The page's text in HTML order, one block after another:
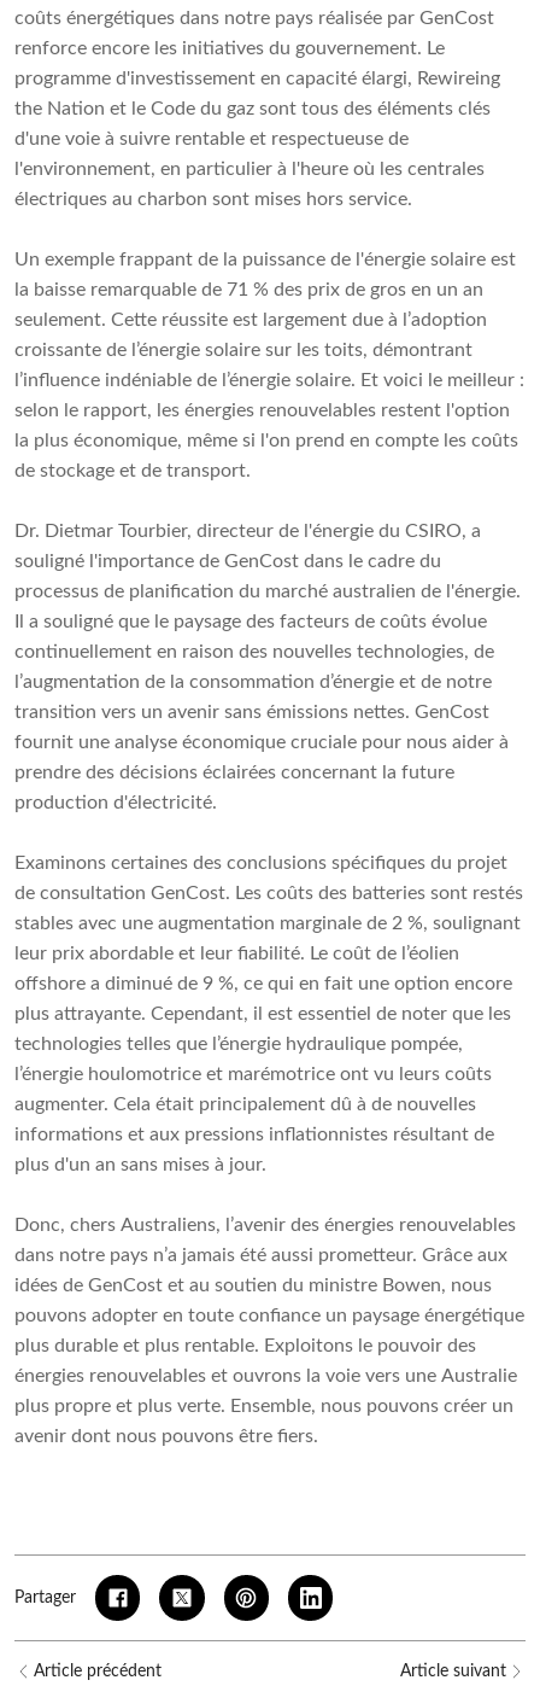
coûts énergétiques dans notre pays réalisée par GenCost
renforce encore les initiatives du gouvernement. Le
programme d'investissement en capacité élargi, Rewireing
the Nation et le Code du gaz sont tous des éléments clés
d'une voie à suivre rentable et respectueuse de
l'environnement, en particulier à l'heure où les centrales
électriques au charbon sont mises hors service.
Un exemple frappant de la puissance de l'énergie solaire est
la baisse remarquable de 71 % des prix de gros en un an
seulement. Cette réussite est largement due à l’adoption
croissante de l’énergie solaire sur les toits, démontrant
l’influence indéniable de l’énergie solaire. Et voici le meilleur :
selon le rapport, les énergies renouvelables restent l'option
la plus économique, même si l'on prend en compte les coûts
de stockage et de transport.
Dr. Dietmar Tourbier, directeur de l'énergie du CSIRO, a
souligné l'importance de GenCost dans le cadre du
processus de planification du marché australien de l'énergie.
Il a souligné que le paysage des facteurs de coûts évolue
continuellement en raison des nouvelles technologies, de
l’augmentation de la consommation d’énergie et de notre
transition vers un avenir sans émissions nettes. GenCost
fournit une analyse économique cruciale pour nous aider à
prendre des décisions éclairées concernant la future
production d'électricité.
Examinons certaines des conclusions spécifiques du projet
de consultation GenCost. Les coûts des batteries sont restés
stables avec une augmentation marginale de 2 %, soulignant
leur prix abordable et leur fiabilité. Le coût de l’éolien
offshore a diminué de 9 %, ce qui en fait une option encore
plus attrayante. Cependant, il est essentiel de noter que les
technologies telles que l’énergie hydraulique pompée,
l’énergie houlomotrice et marémotrice ont vu leurs coûts
augmenter. Cela était principalement dû à de nouvelles
informations et aux pressions inflationnistes résultant de
plus d'un an sans mises à jour.
Donc, chers Australiens, l’avenir des énergies renouvelables
dans notre pays n’a jamais été aussi prometteur. Grâce aux
idées de GenCost et au soutien du ministre Bowen, nous
pouvons adopter en toute confiance un paysage énergétique
plus durable et plus rentable. Exploitons le pouvoir des
énergies renouvelables et ouvrons la voie vers une Australie
plus propre et plus verte. Ensemble, nous pouvons créer un
avenir dont nous pouvons être fiers.
Partager
Article précédent Article suivant